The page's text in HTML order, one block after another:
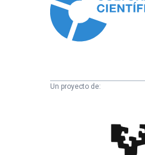
Un proyecto de:
Científica